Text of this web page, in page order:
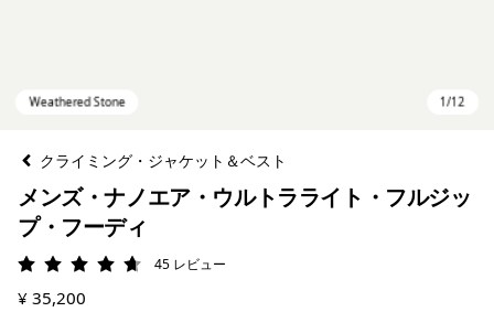
クライミング・ジャケット＆ベスト
メンズ・ナノエア・ウルトラライト・フルジッ
プ・フーディ
評価: 4.7 / 5
45 レビュー
¥ 35,200